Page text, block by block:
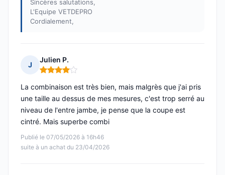
Sincères salutations,
L'Equipe VETDEPRO
Cordialement,
J
Julien P.
Note : 4 sur 5
Publié le 07/05/2026 à 16h46
suite à un achat du 23/04/2026
La combinaison est très bien, mais malgrès que j'ai pris
une taille au dessus de mes mesures, c'est trop serré au
niveau de l'entre jambe, je pense que la coupe est
cintré. Mais superbe combi